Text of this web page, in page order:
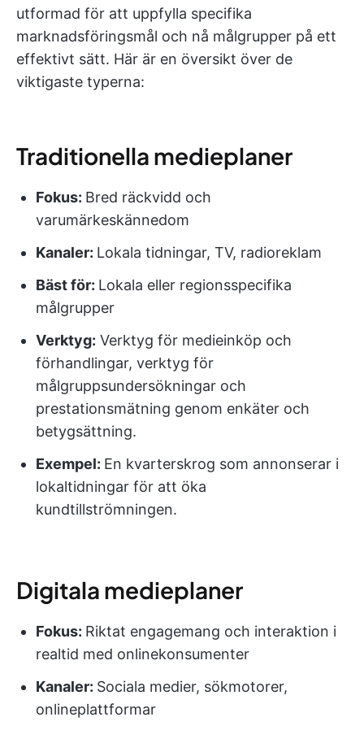
utformad för att uppfylla specifika
marknadsföringsmål och nå målgrupper på ett
effektivt sätt. Här är en översikt över de
viktigaste typerna:
Traditionella medieplaner
Fokus: Bred räckvidd och
varumärkeskännedom
Kanaler: Lokala tidningar, TV, radioreklam
Bäst för: Lokala eller regionsspecifika
målgrupper
Verktyg: Verktyg för medieinköp och
förhandlingar, verktyg för
målgruppsundersökningar och
prestationsmätning genom enkäter och
betygsättning.
Exempel: En kvarterskrog som annonserar i
lokaltidningar för att öka
kundtillströmningen.
Digitala medieplaner
Fokus: Riktat engagemang och interaktion i
realtid med onlinekonsumenter
Kanaler: Sociala medier, sökmotorer,
onlineplattformar